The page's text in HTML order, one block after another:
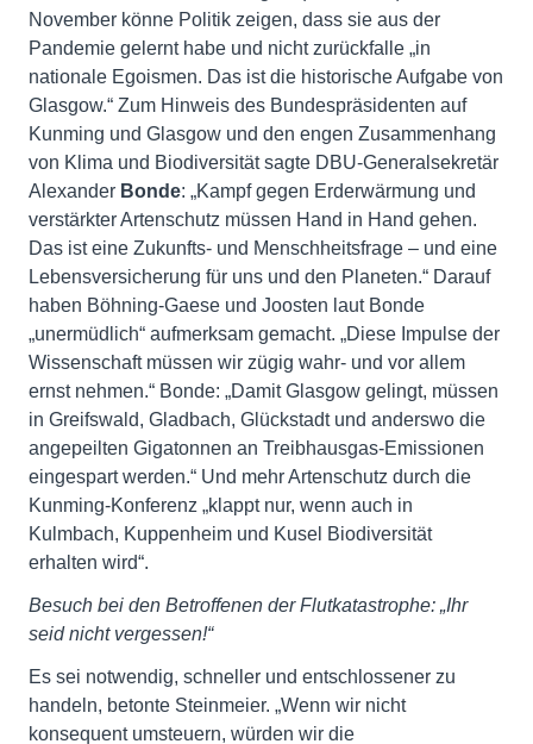
November könne Politik zeigen, dass sie aus der
Pandemie gelernt habe und nicht zurückfalle „in
nationale Egoismen. Das ist die historische Aufgabe von
Glasgow.“ Zum Hinweis des Bundespräsidenten auf
Kunming und Glasgow und den engen Zusammenhang
von Klima und Biodiversität sagte DBU-Generalsekretär
Alexander Bonde: „Kampf gegen Erderwärmung und
verstärkter Artenschutz müssen Hand in Hand gehen.
Das ist eine Zukunfts- und Menschheitsfrage – und eine
Lebensversicherung für uns und den Planeten.“ Darauf
haben Böhning-Gaese und Joosten laut Bonde
„unermüdlich“ aufmerksam gemacht. „Diese Impulse der
Wissenschaft müssen wir zügig wahr- und vor allem
ernst nehmen.“ Bonde: „Damit Glasgow gelingt, müssen
in Greifswald, Gladbach, Glückstadt und anderswo die
angepeilten Gigatonnen an Treibhausgas-Emissionen
eingespart werden.“ Und mehr Artenschutz durch die
Kunming-Konferenz „klappt nur, wenn auch in
Kulmbach, Kuppenheim und Kusel Biodiversität
erhalten wird“.
Besuch bei den Betroffenen der Flutkatastrophe: „Ihr
seid nicht vergessen!“
Es sei notwendig, schneller und entschlossener zu
handeln, betonte Steinmeier. „Wenn wir nicht
konsequent umsteuern, würden wir die